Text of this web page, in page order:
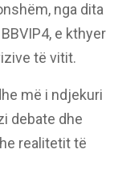
nga dita
e kthyer
të vitit.
më i ndjekuri
debate dhe
realitetit të